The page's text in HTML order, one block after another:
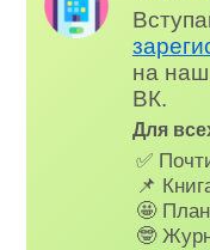
на наш
ВК.
Для
✅
📌
🤩
🤓